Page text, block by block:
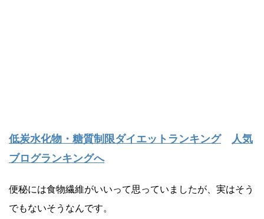
低炭水化物・糖質制限ダイエットランキング
人気
ブログランキングへ
便秘には食物繊維がいいって思っていましたが、実はそう
でもないそうなんです。